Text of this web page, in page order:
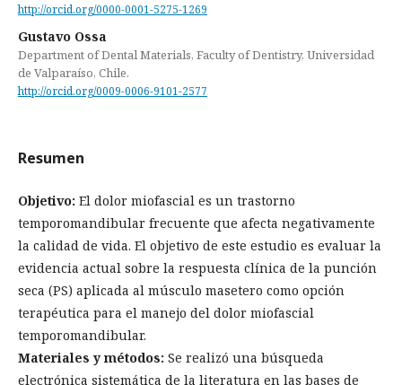
http://orcid.org/0000-0001-5275-1269
Gustavo Ossa
Department of Dental Materials, Faculty of Dentistry, Universidad
de Valparaíso, Chile.
http://orcid.org/0009-0006-9101-2577
Resumen
Objetivo: El dolor miofascial es un trastorno
temporomandibular frecuente que afecta negativamente
la calidad de vida. El objetivo de este estudio es evaluar la
evidencia actual sobre la respuesta clínica de la punción
seca (PS) aplicada al músculo masetero como opción
terapéutica para el manejo del dolor miofascial
temporomandibular.
Materiales y métodos: Se realizó una búsqueda
electrónica sistemática de la literatura en las bases de